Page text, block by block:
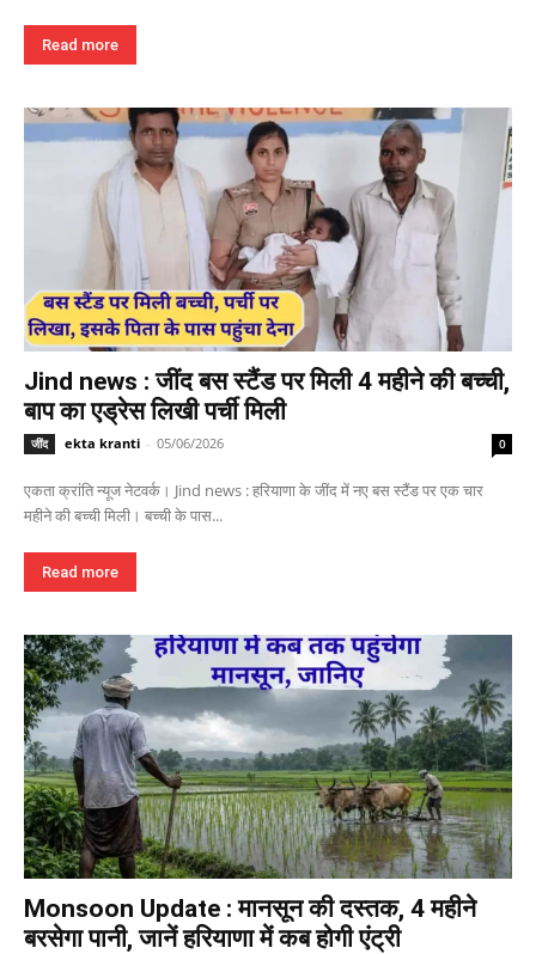
Read more
Jind news : जींद बस स्टैंड पर मिली 4 महीने की बच्ची,
बाप का एड्रेस लिखी पर्ची मिली
जींद ekta kranti - 05/06/2026 0
एकता क्रांति न्यूज नेटवर्क। Jind news : हरियाणा के जींद में नए बस स्टैंड पर एक चार
महीने की बच्ची मिली। बच्ची के पास...
Read more
Monsoon Update : मानसून की दस्तक, 4 महीने
बरसेगा पानी, जानें हरियाणा में कब होगी एंट्री